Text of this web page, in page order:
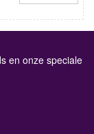
en onze speciale